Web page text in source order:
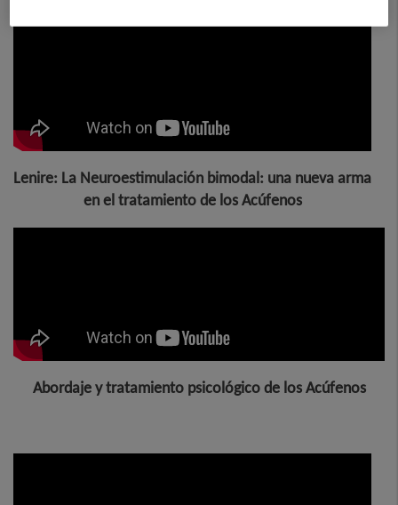
Lenire: La Neuroestimulación bimodal: una nueva arma
en el tratamiento de los Acúfenos
Abordaje y tratamiento psicológico de los Acúfenos